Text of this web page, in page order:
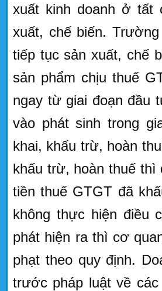
xuất kinh doanh ở tất
xuất, chế biến.
tiếp tục sản xuất, chế
sản phẩm chịu thuế
ngay từ giai đoạn đầu
vào phát sinh trong
khai, khấu trừ, hoàn
khấu trừ, hoàn thuế thì
tiền thuế GTGT đã
không thực hiện điều
phát hiện ra thì cơ
phạt theo quy định.
trước pháp luật về